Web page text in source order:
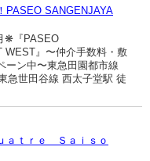
PASEO SANGENJAYA
❋『PASEO
WEST』〜仲介手数料・敷
ーン中〜東急田園都市線
急世田谷線 西太子堂駅 徒
ａｔｒｅ Ｓａｉｓｏ